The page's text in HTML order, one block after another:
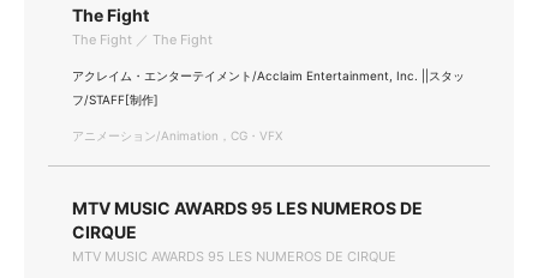
The Fight
The Fight ／ The Fight
アクレイム・エンターテイメント/Acclaim Entertainment, Inc. ||スタッ
フ/STAFF[制作]
アニメーション/Animation，CG・VFX
MTV MUSIC AWARDS 95 LES NUMEROS DE
CIRQUE
MTV MUSIC AWARDS 95 LES NUMEROS DE CIRQUE